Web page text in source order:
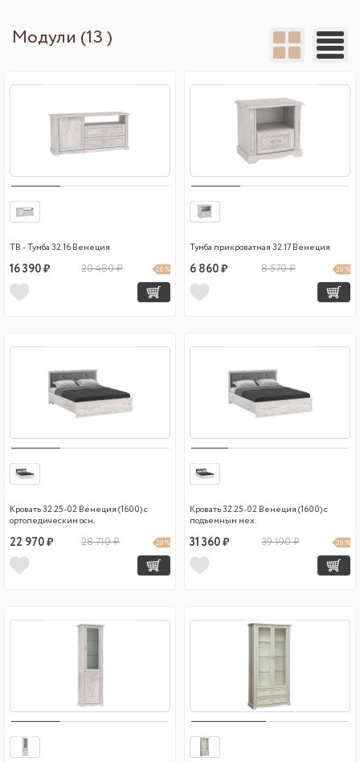
Модули (13 )
ТВ - Тумба 32.16 Венеция
16 390 ₽ 20 480 ₽ 20 %
Тумба прикроватная 32.17 Венеция
6 860 ₽ 8 570 ₽ 20 %
Кровать 32.25-02 Венеция (1600) с
ортопедическим осн.
22 970 ₽ 28 710 ₽ 20 %
Кровать 32.25-02 Венеция (1600) с
подъемным мех.
31 360 ₽ 39 190 ₽ 20 %